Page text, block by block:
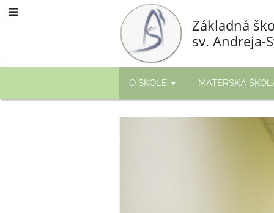
Základná
sv. Andreja-
O ŠKOLE MATERSKÁ